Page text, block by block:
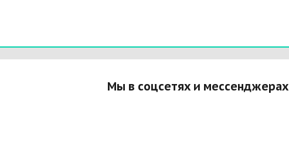
Мы в соцсетях и мессенджерах